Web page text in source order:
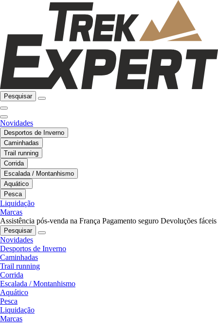
Pesquisar
Novidades
Desportos de Inverno
Caminhadas
Trail running
Corrida
Escalada / Montanhismo
Aquático
Pesca
Liquidação
Marcas
Assistência pós-venda na França Pagamento seguro Devoluções fáceis
Pesquisar
Novidades
Desportos de Inverno
Caminhadas
Trail running
Corrida
Escalada / Montanhismo
Aquático
Pesca
Liquidação
Marcas